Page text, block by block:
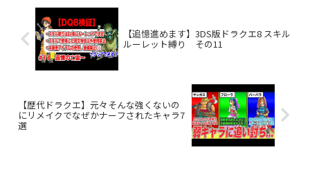
【追憶進めます】3DS版ドラクエ8 スキル
ルーレット縛り その11
【歴代ドラクエ】元々そんな強くないの
にリメイクでなぜかナーフされたキャラ7
選